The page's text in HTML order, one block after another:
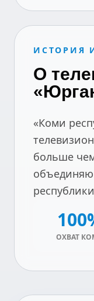
ИСТОРИЯ
О
«Коми
больше
ОХВАТ